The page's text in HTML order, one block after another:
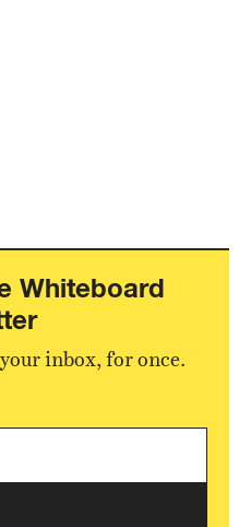
Whiteboard
inbox, for once.